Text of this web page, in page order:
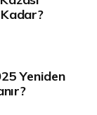
Yeniden